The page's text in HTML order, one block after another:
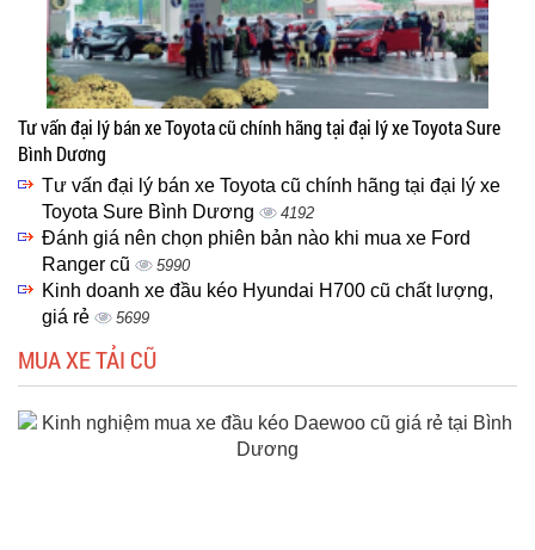
Tư vấn đại lý bán xe Toyota cũ chính hãng tại đại lý xe Toyota Sure
Bình Dương
Tư vấn đại lý bán xe Toyota cũ chính hãng tại đại lý xe
Toyota Sure Bình Dương
4192
Đánh giá nên chọn phiên bản nào khi mua xe Ford
Ranger cũ
5990
Kinh doanh xe đầu kéo Hyundai H700 cũ chất lượng,
giá rẻ
5699
MUA XE TẢI CŨ